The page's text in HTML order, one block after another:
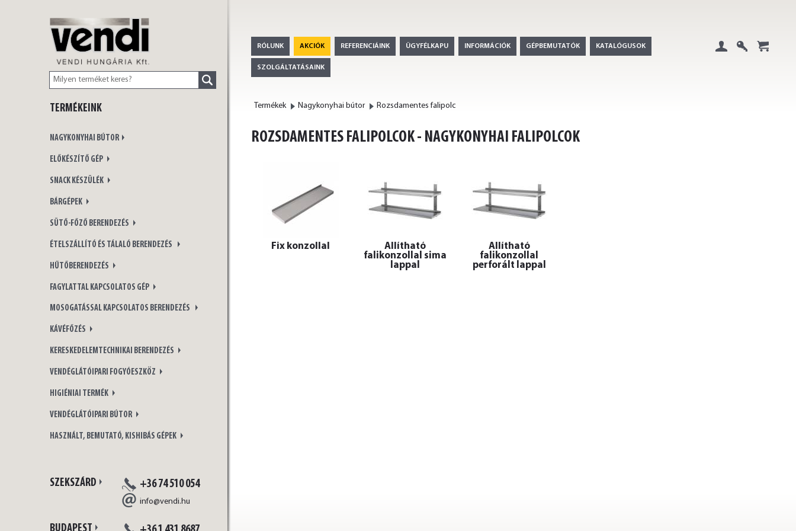
TERMÉKEINK
NAGYKONYHAI BÚTOR
ELŐKÉSZÍTŐ GÉP
SNACK KÉSZÜLÉK
BÁRGÉPEK
SÜTŐ-FŐZŐ BERENDEZÉS
ÉTELSZÁLLÍTÓ ÉS TÁLALÓ BERENDEZÉS
HŰTŐBERENDEZÉS
FAGYLATTAL KAPCSOLATOS GÉP
MOSOGATÁSSAL KAPCSOLATOS BERENDEZÉS
KÁVÉFŐZÉS
KERESKEDELEMTECHNIKAI BERENDEZÉS
VENDÉGLÁTÓIPARI FOGYÓESZKÖZ
HIGIÉNIAI TERMÉK
VENDÉGLÁTÓIPARI BÚTOR
HASZNÁLT, BEMUTATÓ, KISHIBÁS GÉPEK
SZEKSZÁRD +36 74 510 054
info@vendi.hu
BUDAPEST
RÓLUNK AKCIÓK REFERENCIÁINK ÜGYFÉLKAPU INFORMÁCIÓK GÉPBEMUTATÓK KATALÓGUSOK
SZOLGÁLTATÁSAINK
Termékek Nagykonyhai bútor Rozsdamentes falipolc
ROZSDAMENTES FALIPOLCOK - NAGYKONYHAI FALIPOLCOK
Fix konzollal
Állítható
falikonzollal sima
lappal
Állítható
falikonzollal
perforált lappal